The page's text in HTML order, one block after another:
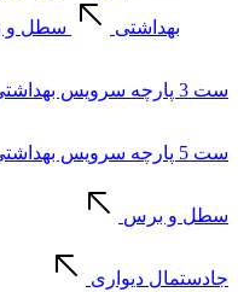
بهداشتی سطل و
ست 3 پارچه سرویس بهداشتی
ست 5 پارچه سرویس بهداشتی
سطل و برس
جادستمال دیواری